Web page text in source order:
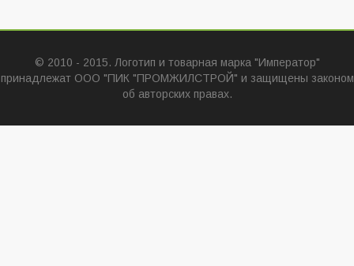
© 2010 - 2015. Логотип и товарная марка "Император"
принадлежат ООО "ПИК "ПРОМЖИЛСТРОЙ" и защищены законом
об авторских правах.